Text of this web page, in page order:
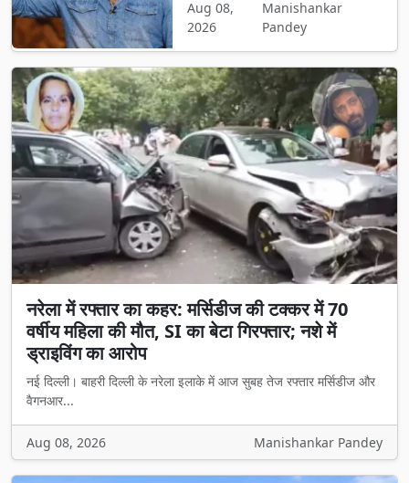
Aug 08,
2026
Manishankar
Pandey
नरेला में रफ्तार का कहर: मर्सिडीज की टक्कर में 70
वर्षीय महिला की मौत, SI का बेटा गिरफ्तार; नशे में
ड्राइविंग का आरोप
नई दिल्ली। बाहरी दिल्ली के नरेला इलाके में आज सुबह तेज रफ्तार मर्सिडीज और
वैगनआर...
Aug 08, 2026 Manishankar Pandey